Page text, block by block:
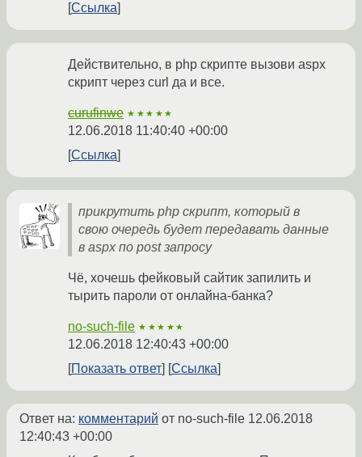
Ссылка
Действительно, в php скрипте вызови aspx
скрипт через curl да и все.
curufinwe ★★★★★
12.06.2018 11:40:40 +00:00
Ссылка
прикрутить php скрипт, который в
свою очередь будет передавать данные
в aspx по post запросу
Чё, хочешь фейковый сайтик запилить и
тырить пароли от онлайна-банка?
no-such-file ★★★★★
12.06.2018 12:40:43 +00:00
Показать ответ
Ссылка
Ответ на: комментарий от no-such-file 12.06.2018
12:40:43 +00:00